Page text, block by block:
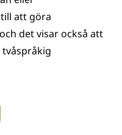
att göra
det visar också att